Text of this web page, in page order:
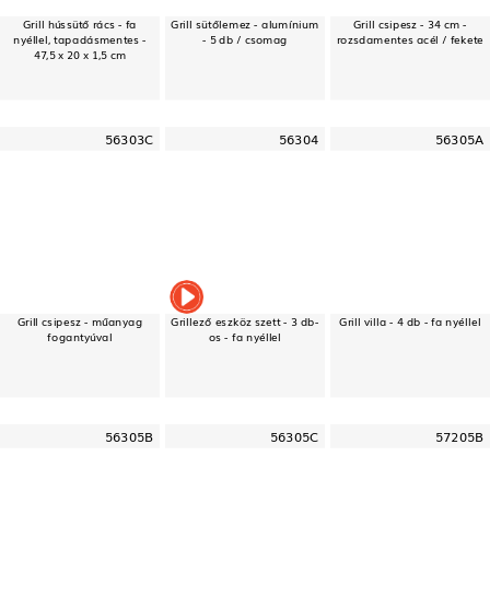
Grill hússütő rács - fa
nyéllel, tapadásmentes -
47,5 x 20 x 1,5 cm
Grill sütőlemez - alumínium
- 5 db / csomag
Grill csipesz - 34 cm -
rozsdamentes acél / fekete
56303C
Grill csipesz - műanyag
fogantyúval
56304
Grillező eszköz szett - 3 db-
os - fa nyéllel
56305A
Grill villa - 4 db - fa nyéllel
56305B 56305C 57205B